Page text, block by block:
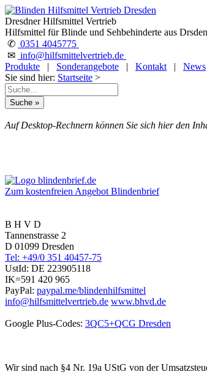
Dresdner Hilfsmittel Vertrieb
Hilfsmittel für Blinde und Sehbehinderte aus Drsden
✆ 0351 4045775
✉ info@hilfsmittelvertrieb.de
Produkte
| Sonderangebote | Kontakt | News
Sie sind hier: Startseite >
Auf Desktop-Rechnern können Sie sich hier den
Zum kostenfreien Angebot Blindenbrief
B H V D
Tannenstrasse 2
D 01099 Dresden
Tel: +49/0 351 40457-75
UstId: DE 223905118
IK=591 420 965
PayPal: paypal.me/blindenhilfsmittel
info@hilfsmittelvertrieb.de www.bhvd.de
Google Plus-Codes: 3QC5+QCG Dresden
Wir sind nach §4 Nr. 19a UStG von der